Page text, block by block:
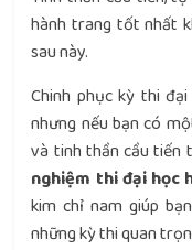
hành trang tốt nhất
sau này.
Chinh phục kỳ thi
nhưng nếu bạn có
và tinh thần cầu tiến
nghiệm thi đại học
kim chỉ nam giúp
những kỳ thi quan